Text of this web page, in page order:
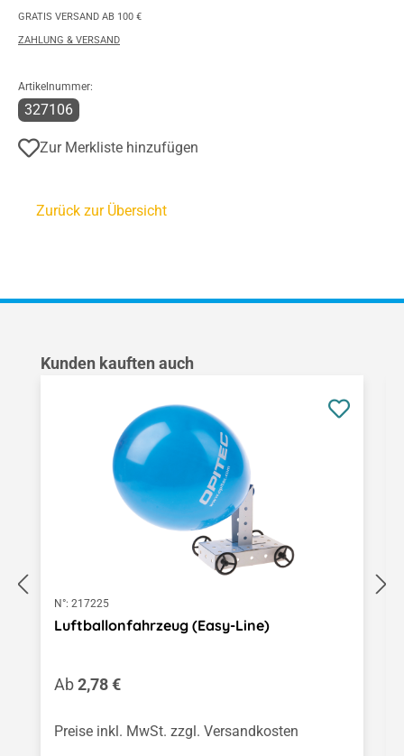
GRATIS VERSAND AB 100 €
ZAHLUNG & VERSAND
Artikelnummer:
327106
Zur Merkliste hinzufügen
Zurück zur Übersicht
Produktgalerie überspringen
Kunden kauften auch
N°: 217225
Luftballonfahrzeug (Easy-Line)
Regulärer Preis:
Ab2,78 €
Preise inkl. MwSt. zzgl. Versandkosten